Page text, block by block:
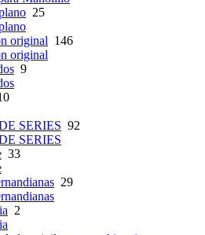
25
original 146
original
9
SERIES 92
SERIES
33
29
2